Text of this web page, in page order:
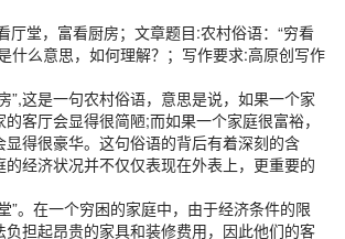
厅堂，富看厨房；文章题目:农村俗语：“穷看
什么意思，如何理解？；写作要求:高原创写作
”,这是一句农村俗语，意思是说，如果一个家
客厅会显得很简陋;而如果一个家庭很富裕，
得很豪华。这句俗语的背后有着深刻的含
的经济状况并不仅仅表现在外表上，更重要的
”。在一个穷困的家庭中，由于经济条件的限
担起昂贵的家具和装修费用，因此他们的客